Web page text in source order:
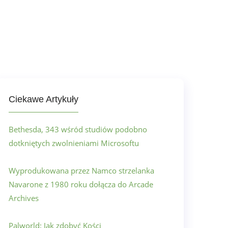
Ciekawe Artykuły
Bethesda, 343 wśród studiów podobno
dotkniętych zwolnieniami Microsoftu
Wyprodukowana przez Namco strzelanka
Navarone z 1980 roku dołącza do Arcade
Archives
Palworld: Jak zdobyć Kości